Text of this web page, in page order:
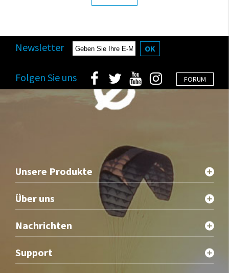
Newsletter OK
FORUM
Folgen Sie uns
Unsere Produkte
Über uns
Nachrichten
Support